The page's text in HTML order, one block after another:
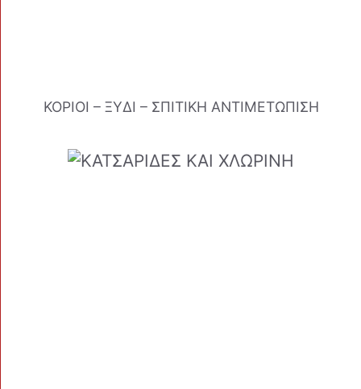
ΚΟΡΙΟΙ – ΞΥΔΙ – ΣΠΙΤΙΚΗ ΑΝΤΙΜΕΤΩΠΙΣΗ